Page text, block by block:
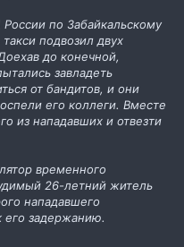
по Забайкальскому
подвозил двух
до конечной,
завладеть
от бандитов, и они
его коллеги. Вместе
из нападавших и отвезти
временного
26-летний житель
нападавшего
его задержанию.